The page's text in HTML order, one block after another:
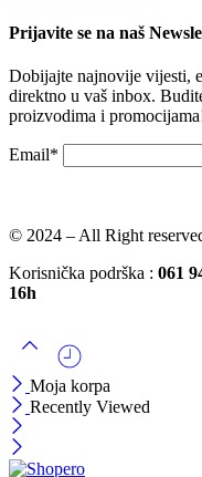
Prijavite se na naš
Dobijajte najnovije vijesti,
direktno u vaš inbox.
proizvodima i
Email*
© 2024 – All Right
Korisnička podrška : 061
16h
Moja korpa
Recently Viewed